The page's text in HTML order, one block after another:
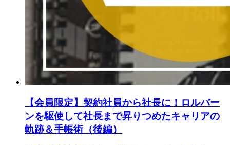
【会員限定】契約社員から社長に！ロルバー
ンを駆使して社長まで昇りつめたキャリアの
軌跡＆手帳術（後編）